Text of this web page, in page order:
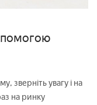
зверніть увагу і на
на ринку